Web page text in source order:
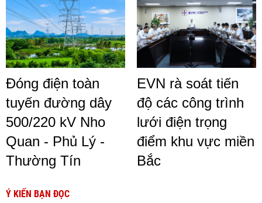
Đóng điện toàn
tuyến đường dây
500/220 kV Nho
Quan - Phủ Lý -
Thường Tín
EVN rà soát tiến
độ các công trình
lưới điện trọng
điểm khu vực miền
Bắc
Ý KIẾN BẠN ĐỌC